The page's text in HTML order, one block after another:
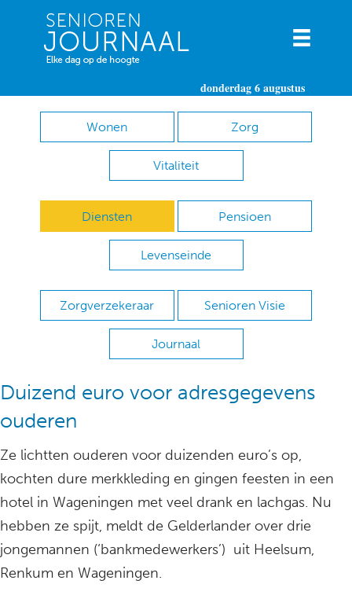
donderdag 6 augustus
Wonen Zorg
Vitaliteit
Diensten Pensioen
Levenseinde
Zorgverzekeraar Senioren Visie
Journaal
Duizend euro voor adresgegevens
ouderen
Ze lichtten ouderen voor duizenden euro’s op,
kochten dure merkkleding en gingen feesten in een
hotel in Wageningen met veel drank en lachgas. Nu
hebben ze spijt, meldt de Gelderlander over drie
jongemannen (‘bankmedewerkers’) uit Heelsum,
Renkum en Wageningen.